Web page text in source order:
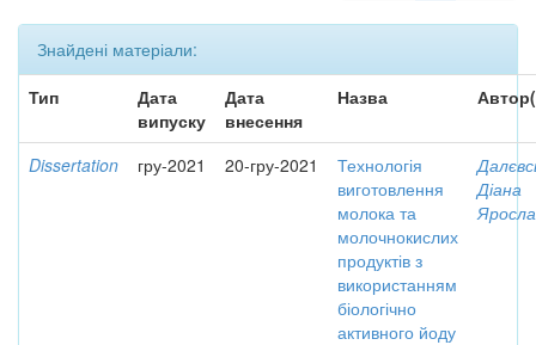
Знайдені матеріали:
Тип
Дата
випуску
Дата
внесення
Назва
Dissertation гру-2021 20-гру-2021
Технологія
виготовлення
молока та
молочнокислих
продуктів з
використанням
біологічно
активного йоду
Діана